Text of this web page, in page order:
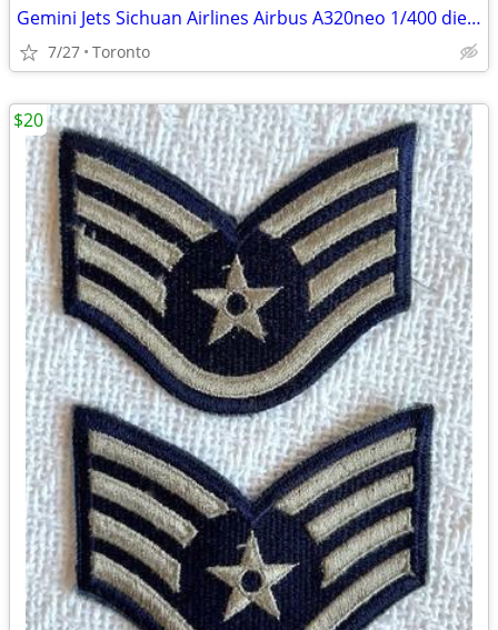
Gemini Jets Sichuan Airlines Airbus A320neo 1/400 die cast model
7/27 Toronto
$20